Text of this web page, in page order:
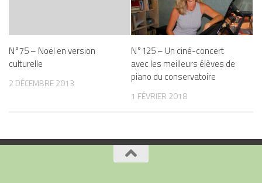
N°75 – Noël en version
culturelle
2 DÉCEMBRE 2013
N°125 – Un ciné-concert
avec les meilleurs élèves de
piano du conservatoire
1 FÉVRIER 2018